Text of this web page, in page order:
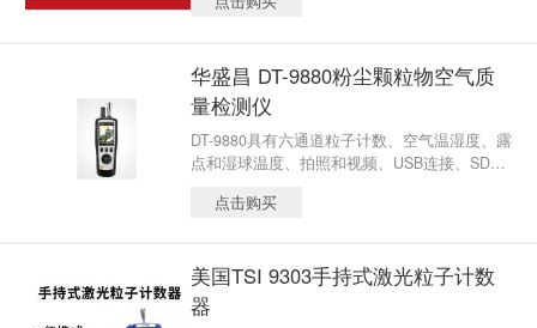
测300000级、100000级、10000级、1000级、
华盛昌 DT-9880粉尘颗粒物空气质
量检测仪
DT-9880具有六通道粒子计数、空气温湿度、露
点和湿球温度、拍照和视频、USB连接、SD储
点击购买
美国TSI 9303手持式激光粒子计数
器